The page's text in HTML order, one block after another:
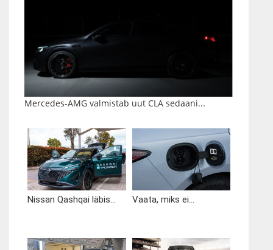
Mercedes-AMG valmistab uut CLA sedaani...
Nissan Qashqai läbis... Vaata, miks ei...